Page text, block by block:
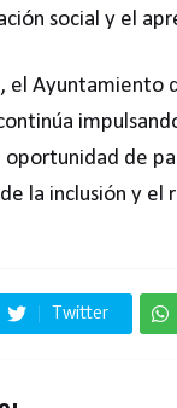
social y el
el
oportunidad de
la inclusión y
Twitter